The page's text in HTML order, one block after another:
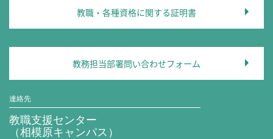
教職・各種資格に関する証明書
教務担当部署問い合わせフォーム
連絡先
教職支援センター
（相模原キャンパス）